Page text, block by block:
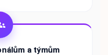
a týmům